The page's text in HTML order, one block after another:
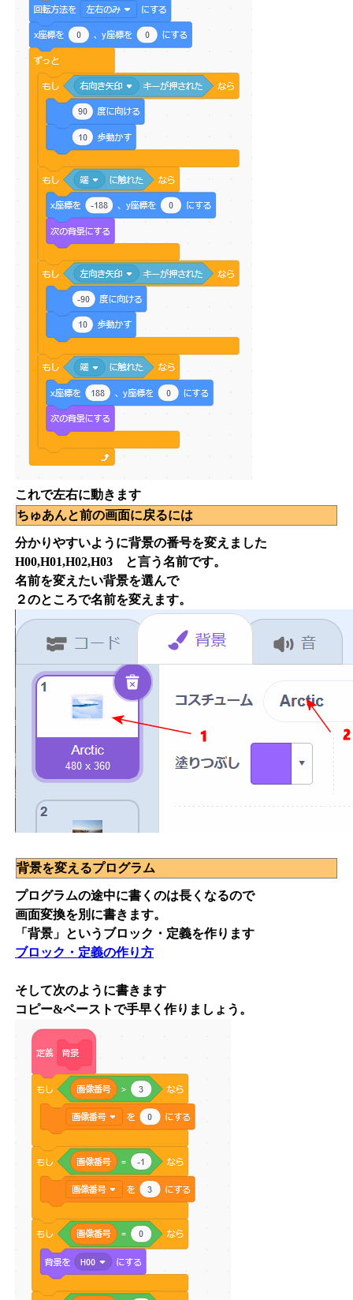
これで左右に動きます
ちゅあんと前の画面に戻るには
分かりやすいように背景の番号を変えました
H00,H01,H02,H03 と言う名前です。
名前を変えたい背景を選んで
２のところで名前を変えます。
背景を変えるプログラム
プログラムの途中に書くのは長くなるので
画面変換を別に書きます。
「背景」というブロック・定義を作ります
ブロック・定義の作り方
そして次のように書きます
コピー&ペーストで手早く作りましょう。